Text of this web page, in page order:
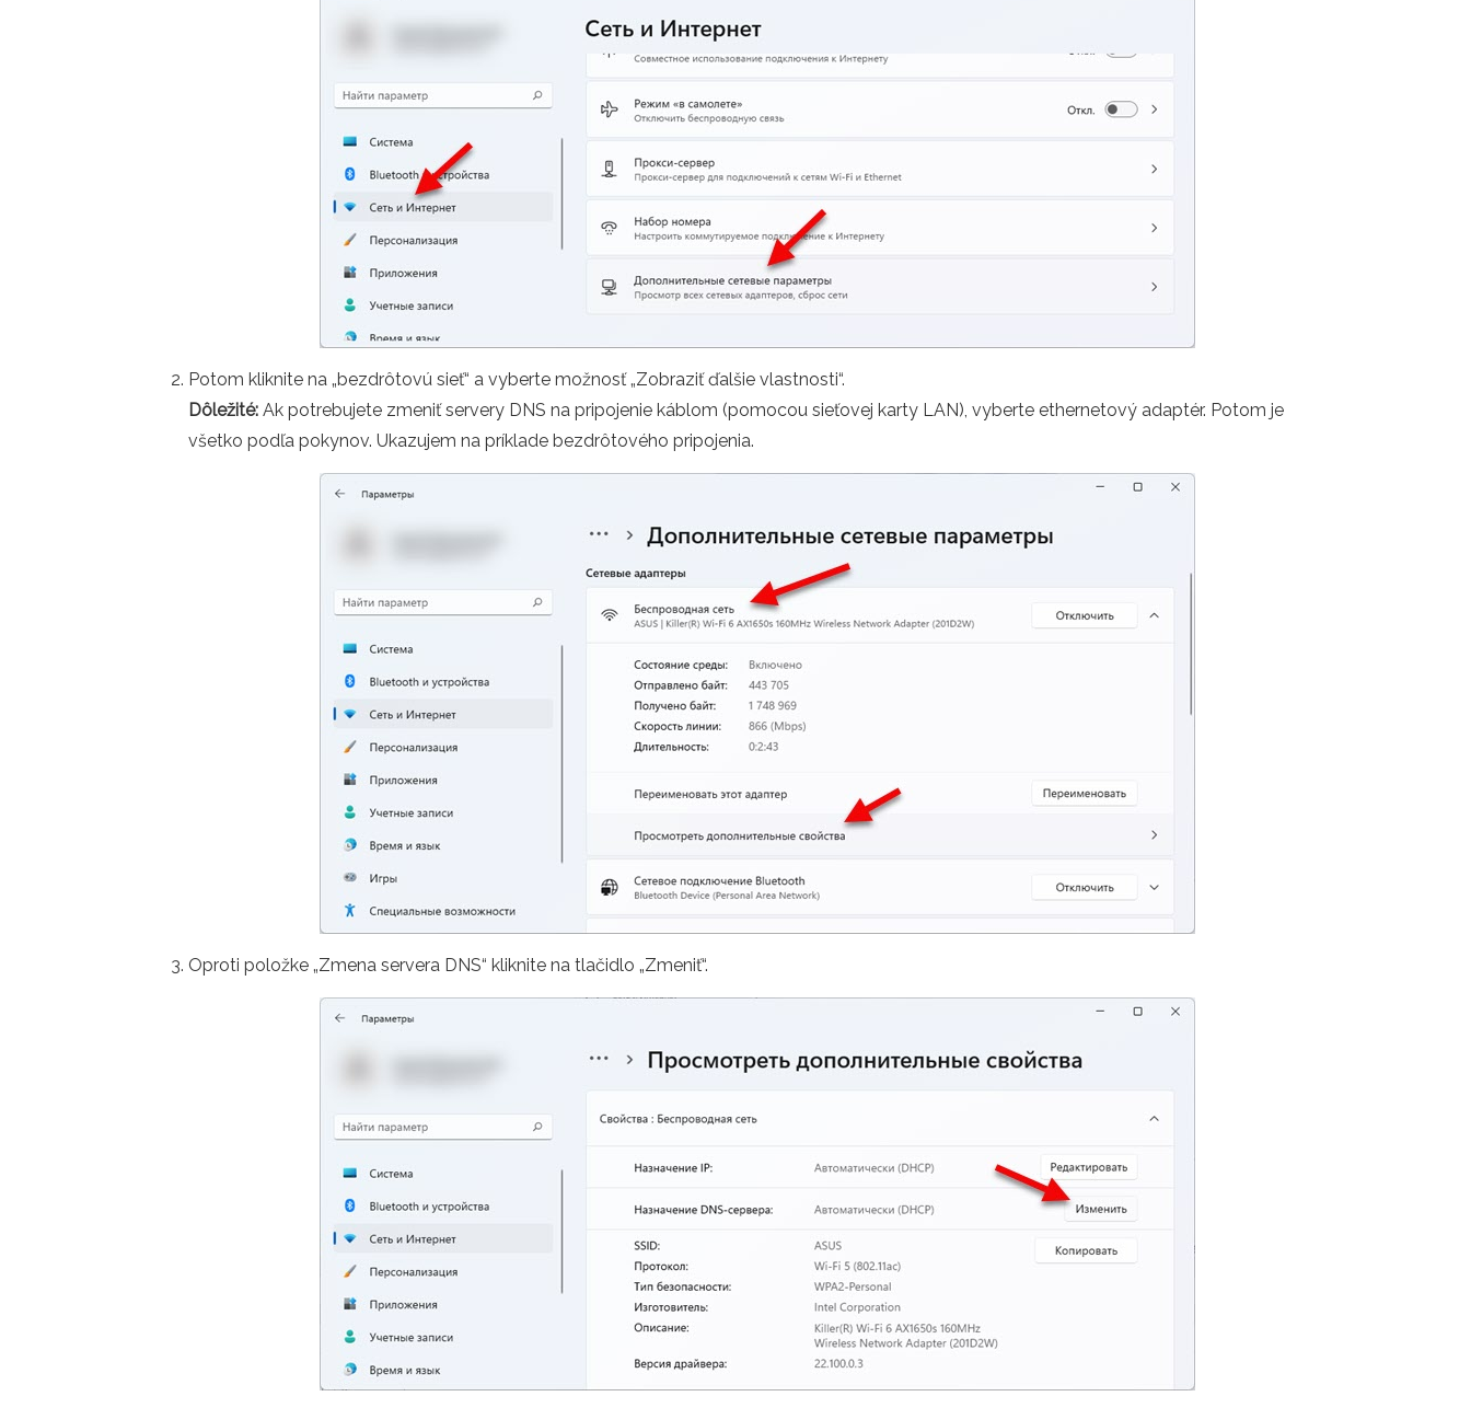
Potom kliknite na „bezdrôtovú sieť“ a vyberte možnosť „Zobraziť ďalšie vlastnosti“.
Dôležité: Ak potrebujete zmeniť servery DNS na pripojenie káblom (pomocou sieťovej karty LAN), vyberte ethernetový adaptér. Potom je
všetko podľa pokynov. Ukazujem na príklade bezdrôtového pripojenia.
Oproti položke „Zmena servera DNS“ kliknite na tlačidlo „Zmeniť“.